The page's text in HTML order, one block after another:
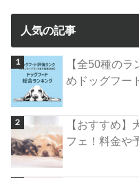
人気の記事
【全50種の
めドッグフー
【おすすめ
フェ！料金や